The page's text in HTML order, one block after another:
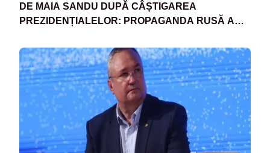
DE MAIA SANDU DUPĂ CÂȘTIGAREA
PREZIDENȚIALELOR: PROPAGANDA RUSĂ A
BUCUREȘTI